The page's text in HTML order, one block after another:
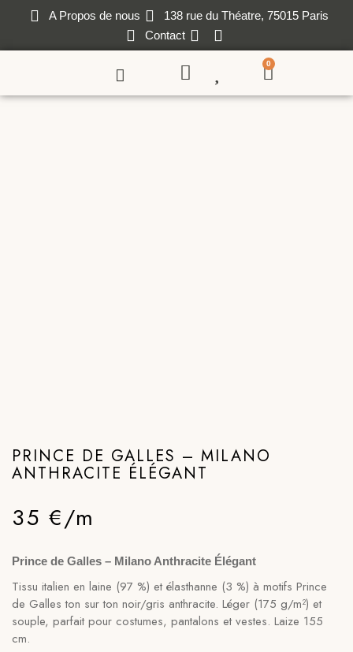
A Propos de nous
138 rue du Théatre, 75015 Paris
Contact
0
PRINCE DE GALLES – MILANO
ANTHRACITE ÉLÉGANT
35 €/m
Prince de Galles – Milano Anthracite Élégant
Tissu italien en laine (97 %) et élasthanne (3 %) à motifs Prince
de Galles ton sur ton noir/gris anthracite. Léger (175 g/m²) et
souple, parfait pour costumes, pantalons et vestes. Laize 155
cm.